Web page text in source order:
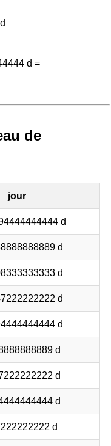
d =
de
jour
d
d
d
d
d
d
d
d
d